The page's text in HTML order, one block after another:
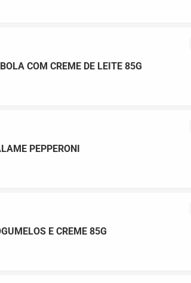
COM CREME DE LEITE 85G
PEPPERONI
E CREME 85G